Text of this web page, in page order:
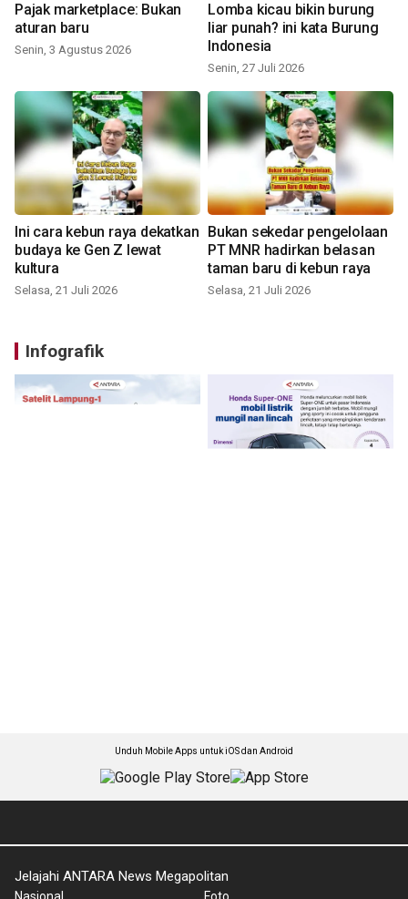
Pajak marketplace: Bukan
aturan baru
Senin, 3 Agustus 2026
Lomba kicau bikin burung
liar punah? ini kata Burung
Indonesia
Senin, 27 Juli 2026
Ini cara kebun raya dekatkan
budaya ke Gen Z lewat
kultura
Selasa, 21 Juli 2026
Bukan sekedar pengelolaan
PT MNR hadirkan belasan
taman baru di kebun raya
Selasa, 21 Juli 2026
Infografik
Unduh Mobile Apps untuk iOS dan Android
Jelajahi ANTARA News Megapolitan